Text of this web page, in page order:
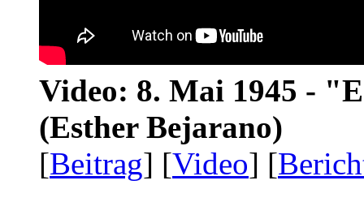
Video: 8. Mai 1945 -
(Esther Bejarano)
[Beitrag] [Video] [